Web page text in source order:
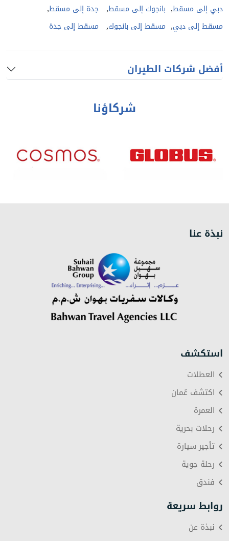
دبي إلى مسقط, بانجوك إلى مسقط, جدة إلى مسقط,
مسقط إلى دبي, مسقط إلى بانجوك, مسقط إلى جدة
أفضل شركات الطيران
شركاؤنا
نبذة عنا
استكشف
العطلات
اكتشف عُمان
العمرة
رحلات بحرية
تأجير سيارة
رحلة جوية
فندق
روابط سريعة
نبذة عن